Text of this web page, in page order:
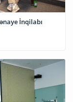
İnqilabı